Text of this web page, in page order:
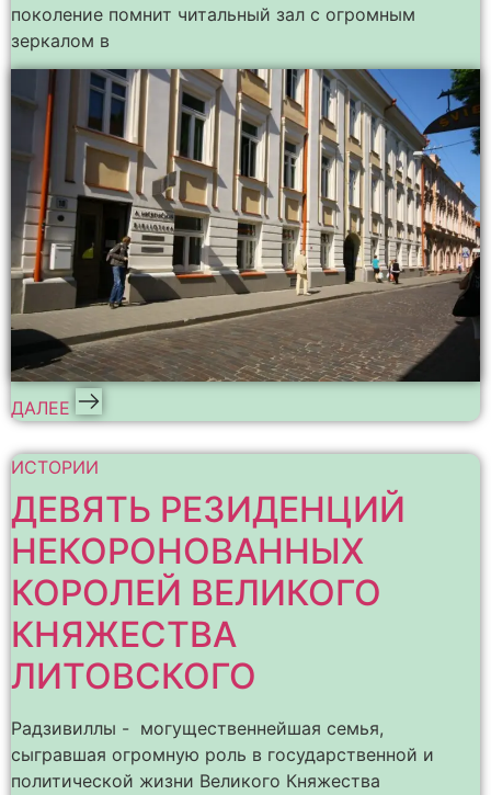
поколение помнит читальный зал с огромным
зеркалом в
ДАЛЕЕ
ИСТОРИИ
ДЕВЯТЬ РЕЗИДЕНЦИЙ
НЕКОРОНОВАННЫХ
КОРОЛЕЙ ВЕЛИКОГО
КНЯЖЕСТВА
ЛИТОВСКОГО
Радзивиллы - могущественнейшая семья,
сыгравшая огромную роль в государственной и
политической жизни Великого Княжества